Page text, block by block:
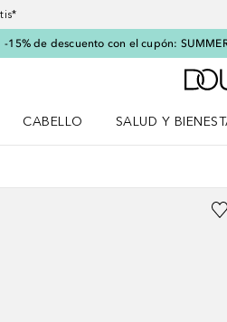
-15% de descuento con el cupón:
CABELLO
SALUD Y